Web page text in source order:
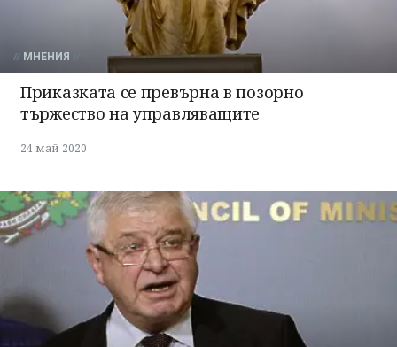
МНЕНИЯ
Приказката се превърна в позорно
тържество на управляващите
24 май 2020